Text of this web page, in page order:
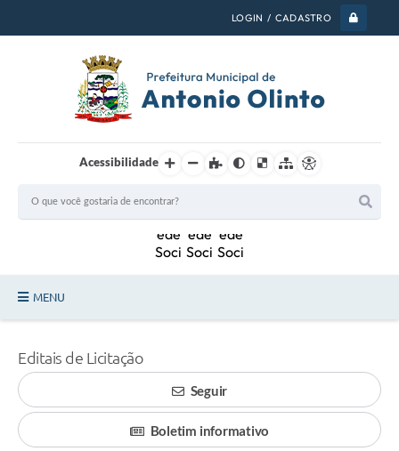
LOGIN / CADASTRO
Acessibilidade
MENU
Legislação
Secretarias
A Nossa Cidade
Editais de Licitação
Seguir
Boletim informativo